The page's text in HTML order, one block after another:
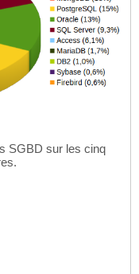
SGBD sur les cinq